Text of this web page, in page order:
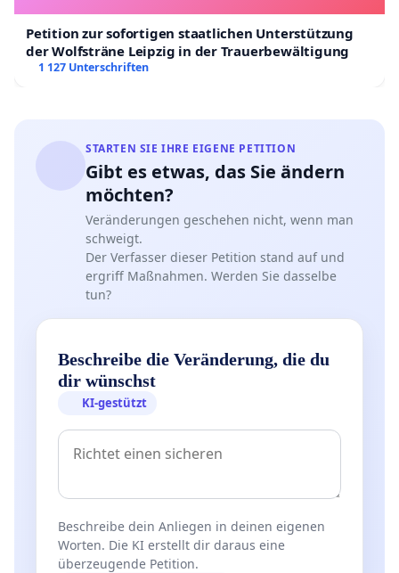
Petition zur sofortigen staatlichen Unterstützung
der Wolfsträne Leipzig in der Trauerbewältigung
1 127 Unterschriften
STARTEN SIE IHRE EIGENE PETITION
Gibt es etwas, das Sie ändern
möchten?
Veränderungen geschehen nicht, wenn man
schweigt.
Der Verfasser dieser Petition stand auf und
ergriff Maßnahmen. Werden Sie dasselbe
tun?
Beschreibe die Veränderung, die du
dir wünschst
KI-gestützt
Beschreibe dein Anliegen in deinen eigenen
Worten. Die KI erstellt dir daraus eine
überzeugende Petition.